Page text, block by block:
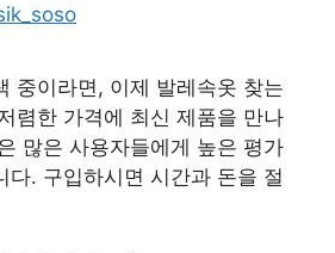
중이라면, 이제 발레속옷 찾는
렴한 가격에 최신 제품을 만나
많은 사용자들에게 높은 평가
다. 구입하시면 시간과 돈을 절